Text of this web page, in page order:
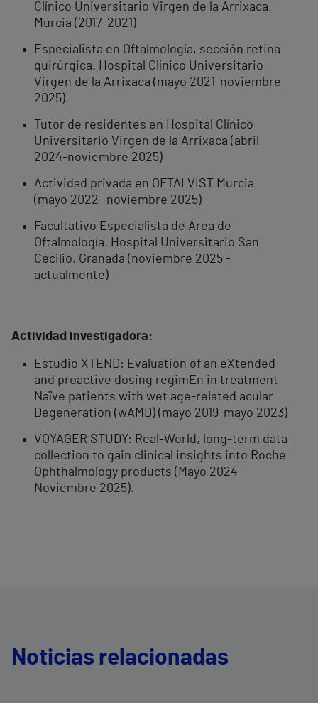
Clínico Universitario Virgen de la Arrixaca,
Murcia (2017-2021)
Especialista en Oftalmología, sección retina
quirúrgica. Hospital Clínico Universitario
Virgen de la Arrixaca (mayo 2021-noviembre
2025).
Tutor de residentes en Hospital Clínico
Universitario Virgen de la Arrixaca (abril
2024-noviembre 2025)
Actividad privada en OFTALVIST Murcia
(mayo 2022- noviembre 2025)
Facultativo Especialista de Área de
Oftalmología. Hospital Universitario San
Cecilio, Granada (noviembre 2025 -
actualmente)
Actividad investigadora:
Estudio XTEND: Evaluation of an eXtended
and proactive dosing regimEn in treatment
Naïve patients with wet age-related acular
Degeneration (wAMD) (mayo 2019-mayo 2023)
VOYAGER STUDY: Real-World, long-term data
collection to gain clinical insights into Roche
Ophthalmology products (Mayo 2024-
Noviembre 2025).
Noticias relacionadas